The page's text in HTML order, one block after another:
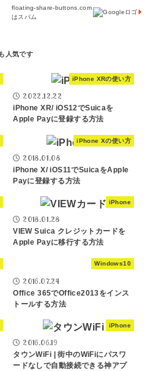
floating-share-buttons.com
はスパム
iPhone XRの使い方
2022.12.22
iPhone XR/ iOS12でSuicaを
Apple Payに登録する方法
iPhone Xの使い方
2018.01.08
iPhone X/ iOS11でSuicaをApple
Payに登録する方法
iPhone
2018.01.28
VIEW Suica クレジットカードを
Apple Payに移行する方法
Windows10
2016.07.24
Office 365でOffice2013をインス
トールする方法
iPhone
2016.06.19
タウンWiFi | 街中のWiFiにパスワ
ードなしで自動接続できる神アプ